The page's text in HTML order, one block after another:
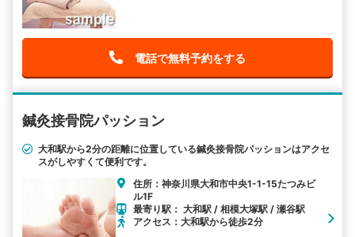
電話で無料予約をする
鍼灸接骨院パッション
大和駅から2分の距離に位置している鍼灸接骨院パッションはアクセ
スがしやすくて便利です。
住所：神奈川県大和市中央1-1-15たつみビ
ル1F
最寄り駅： 大和駅 / 相模大塚駅 / 瀬谷駅
アクセス：大和駅から徒歩2分